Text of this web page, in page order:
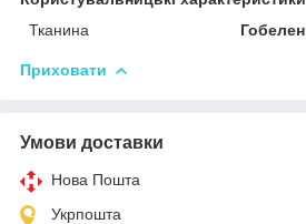
Тканина
Гобелен
Приховати
Умови доставки
Нова Пошта
Укрпошта